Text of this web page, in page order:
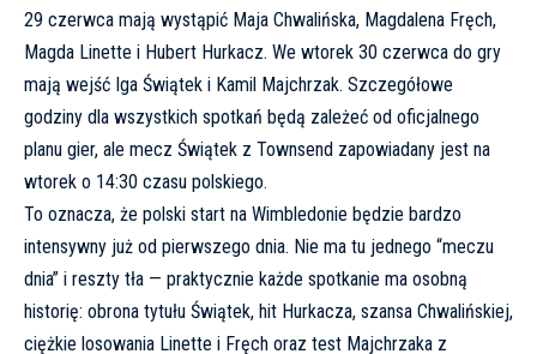
29 czerwca mają wystąpić Maja Chwalińska, Magdalena Fręch,
Magda Linette i Hubert Hurkacz. We wtorek 30 czerwca do gry
mają wejść Iga Świątek i Kamil Majchrzak. Szczegółowe
godziny dla wszystkich spotkań będą zależeć od oficjalnego
planu gier, ale mecz Świątek z Townsend zapowiadany jest na
wtorek o 14:30 czasu polskiego.
To oznacza, że polski start na Wimbledonie będzie bardzo
intensywny już od pierwszego dnia. Nie ma tu jednego “meczu
dnia” i reszty tła — praktycznie każde spotkanie ma osobną
historię: obrona tytułu Świątek, hit Hurkacza, szansa Chwalińskiej,
ciężkie losowania Linette i Fręch oraz test Majchrzaka z